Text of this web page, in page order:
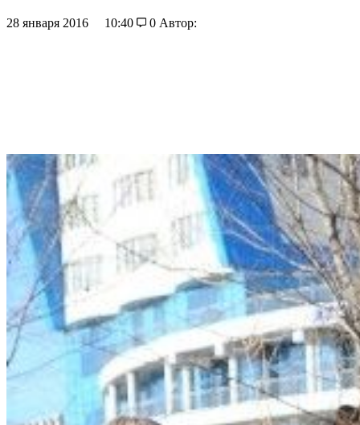
28 января 2016 10:40 0 Автор: